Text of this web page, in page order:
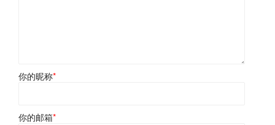
你的昵称*
你的邮箱*